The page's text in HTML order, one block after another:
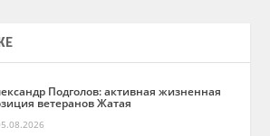
Подголов: активная жизненная
ветеранов Жатая